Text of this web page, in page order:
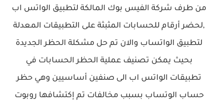
من طرف شركة الفيس بوك المالكة لتطبيق الواتس اب
,لحضر أرقام للحسابات المثبثة على التطبيقات المعدلة
لتطبيق الواتساب والان تم حل مشكلة الحظر الجديدة
بحيث يمكن تصنيف عملية الحظر الحسابات في
تطبيقات الواتس اب الى صنفين أساسيين وهي حظر
حساب الوتساب بسبب مخالفات تم إكتشافها روبوت